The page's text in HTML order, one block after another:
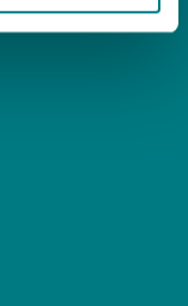
zu uns auf: